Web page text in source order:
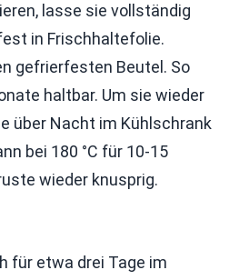
lasse sie vollständig
in Frischhaltefolie.
gefrierfesten Beutel. So
haltbar. Um sie wieder
über Nacht im Kühlschrank
bei 180 °C für 10-15
wieder knusprig.
für etwa drei Tage im